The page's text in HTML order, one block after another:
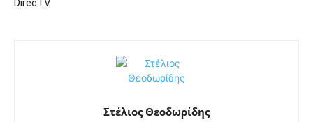
DirecTV
Στέλιος Θεοδωρίδης